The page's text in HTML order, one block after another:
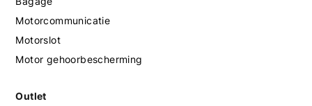
Motorcommunicatie
Motorslot
Motor gehoorbescherming
Outlet